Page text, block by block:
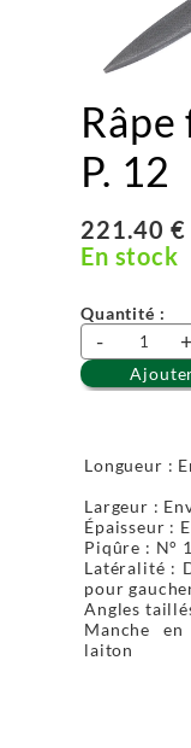
P. 12
221.40 €
En stock
Quantité :
- +
Longueur :
Largeur :
Épaisseur :
Piqûre : N°
Latéralité :
pour
Angles
Manche
laiton